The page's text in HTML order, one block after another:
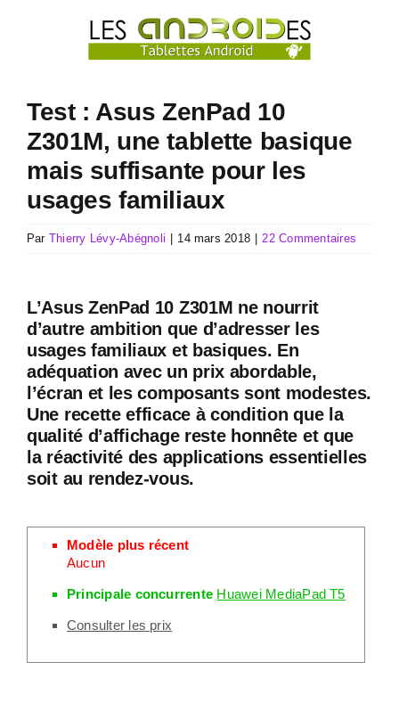
Test : Asus ZenPad 10
Z301M, une tablette basique
mais suffisante pour les
usages familiaux
Par Thierry Lévy-Abégnoli 14 mars 2018 22 Commentaires
L’Asus ZenPad 10 Z301M ne nourrit
d’autre ambition que d’adresser les
usages familiaux et basiques. En
adéquation avec un prix abordable,
l’écran et les composants sont modestes.
Une recette efficace à condition que la
qualité d’affichage reste honnête et que
la réactivité des applications essentielles
soit au rendez-vous.
Modèle plus récent
Aucun
Principale concurrente Huawei MediaPad T5
Consulter les prix